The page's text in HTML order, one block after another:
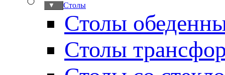
Столы
▼
Столы
Столы